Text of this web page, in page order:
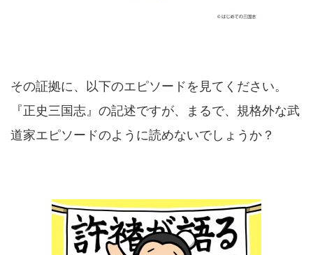
その証拠に、以下のエピソードを見てください。
『正史三国志』の記述ですが、まるで、規格外な武
道家エピソードのように読めないでしょうか？